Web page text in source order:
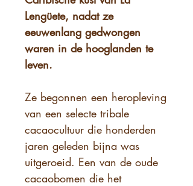
Lengüete, nadat ze
eeuwenlang gedwongen
waren in de hooglanden te
leven.
Ze begonnen een heropleving
van een selecte tribale
cacaocultuur die honderden
jaren geleden bijna was
uitgeroeid. Een van de oude
cacaobomen die het